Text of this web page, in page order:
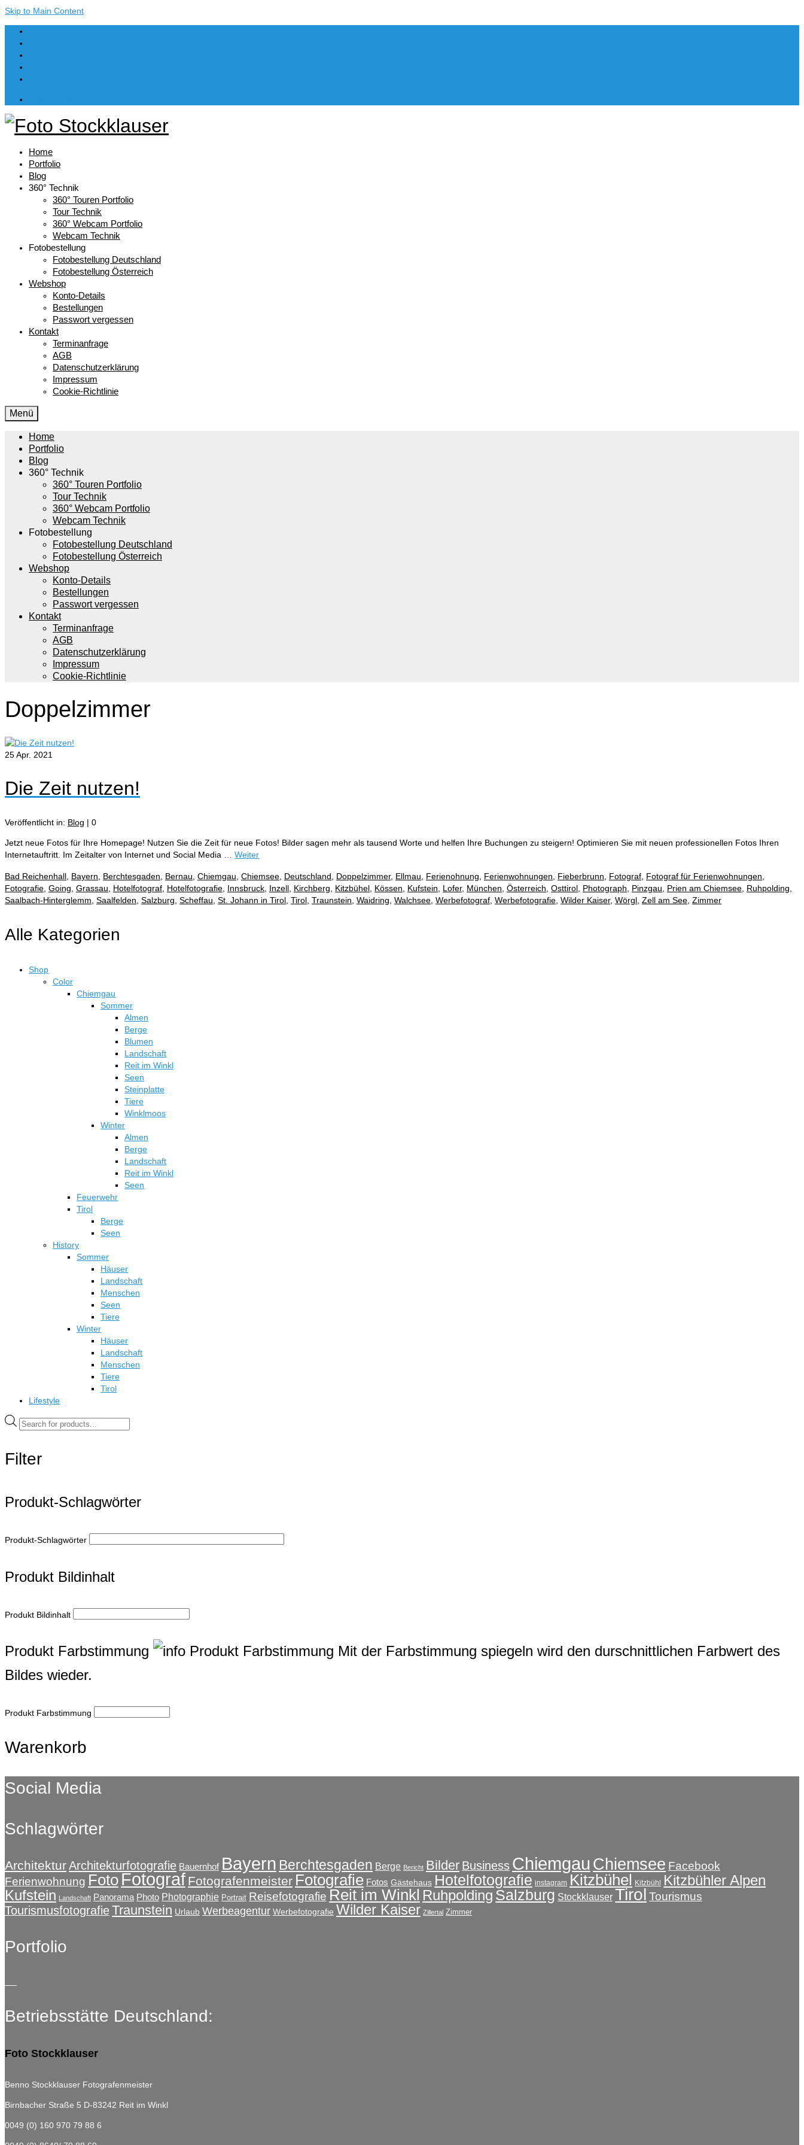
Skip to Main Content
Home
Portfolio
Blog
360° Technik
360° Touren Portfolio
Tour Technik
360° Webcam Portfolio
Webcam Technik
Fotobestellung
Fotobestellung Deutschland
Fotobestellung Österreich
Webshop
Konto-Details
Bestellungen
Passwort vergessen
Kontakt
Terminanfrage
AGB
Datenschutzerklärung
Impressum
Cookie-Richtlinie
Menü
Home
Portfolio
Blog
360° Technik
360° Touren Portfolio
Tour Technik
360° Webcam Portfolio
Webcam Technik
Fotobestellung
Fotobestellung Deutschland
Fotobestellung Österreich
Webshop
Konto-Details
Bestellungen
Passwort vergessen
Kontakt
Terminanfrage
AGB
Datenschutzerklärung
Impressum
Cookie-Richtlinie
Doppelzimmer
25Apr. 2021
Die Zeit nutzen!
Veröffentlicht in: Blog | 0
Jetzt neue Fotos für Ihre Homepage! Nutzen Sie die Zeit für neue Fotos! Bilder sagen mehr als tausend Worte und helfen Ihre Buchungen zu steigern! Optimieren Sie mit neuen professionellen Fotos Ihren
Internetauftritt. Im Zeitalter von Internet und Social Media … Weiter
Bad Reichenhall Bayern Berchtesgaden Bernau Chiemgau Chiemsee Deutschland Doppelzimmer, Ellmau Ferienohnung Ferienwohnungen Fieberbrunn Fotograf Fotograf für Ferienwohnungen
Fotografie Going Grassau Hotelfotograf Hotelfotografie Innsbruck Inzell Kirchberg Kitzbühel Kössen Kufstein Lofer, München Österreich Osttirol Photograph Pinzgau Prien am Chiemsee Ruhpolding
Saalbach-Hinterglemm Saalfelden Salzburg Scheffau St. Johann in Tirol Tirol Traunstein Waidring Walchsee Werbefotograf Werbefotografie Wilder Kaiser, Wörgl Zell am See Zimmer
Alle Kategorien
Shop
Color
Chiemgau
Sommer
Almen
Berge
Blumen
Landschaft
Reit im Winkl
Seen
Steinplatte
Tiere
Winklmoos
Winter
Almen
Berge
Landschaft
Reit im Winkl
Seen
Feuerwehr
Tirol
Berge
Seen
History
Sommer
Häuser
Landschaft
Menschen
Seen
Tiere
Winter
Häuser
Landschaft
Menschen
Tiere
Tirol
Lifestyle
Products
search
Filter
Produkt-Schlagwörter
Produkt-Schlagwörter
Produkt Bildinhalt
Produkt Bildinhalt
Produkt Farbstimmung Produkt Farbstimmung Mit der Farbstimmung spiegeln wird den durschnittlichen Farbwert des
Bildes wieder.
Produkt Farbstimmung
Warenkorb
Social Media
Schlagwörter
ArchitekturArchitekturfotografie Bauernhof Bayern Berchtesgaden Berge Bericht Bilder Business Chiemgau Chiemsee Facebook
Ferienwohnung Foto Fotograf Fotografenmeister Fotografie Fotos Gästehaus Hotelfotografie instagram Kitzbühel Kitzbühl Kitzbühler Alpen
Kufstein Landschaft Panorama Photo Photographie Portrait Reisefotografie Reit im Winkl Ruhpolding Salzburg Stockklauser Tirol Tourismus
TourismusfotografieTraunstein Urlaub Werbeagentur Werbefotografie Wilder Kaiser Zillertal Zimmer
Portfolio
Betriebsstätte Deutschland:
Foto Stockklauser
Benno Stockklauser Fotografenmeister
Birnbacher Straße 5 D-83242 Reit im Winkl
0049 (0) 160 970 79 88 6